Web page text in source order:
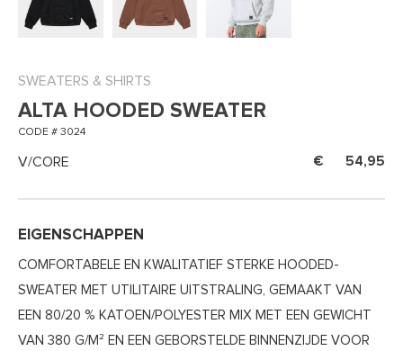
SWEATERS & SHIRTS
ALTA HOODED SWEATER
CODE # 3024
V/CORE 54,95
EIGENSCHAPPEN
COMFORTABELE EN KWALITATIEF STERKE HOODED-
SWEATER MET UTILITAIRE UITSTRALING, GEMAAKT VAN
EEN 80/20 % KATOEN/POLYESTER MIX MET EEN GEWICHT
VAN 380 G/M² EN EEN GEBORSTELDE BINNENZIJDE VOOR